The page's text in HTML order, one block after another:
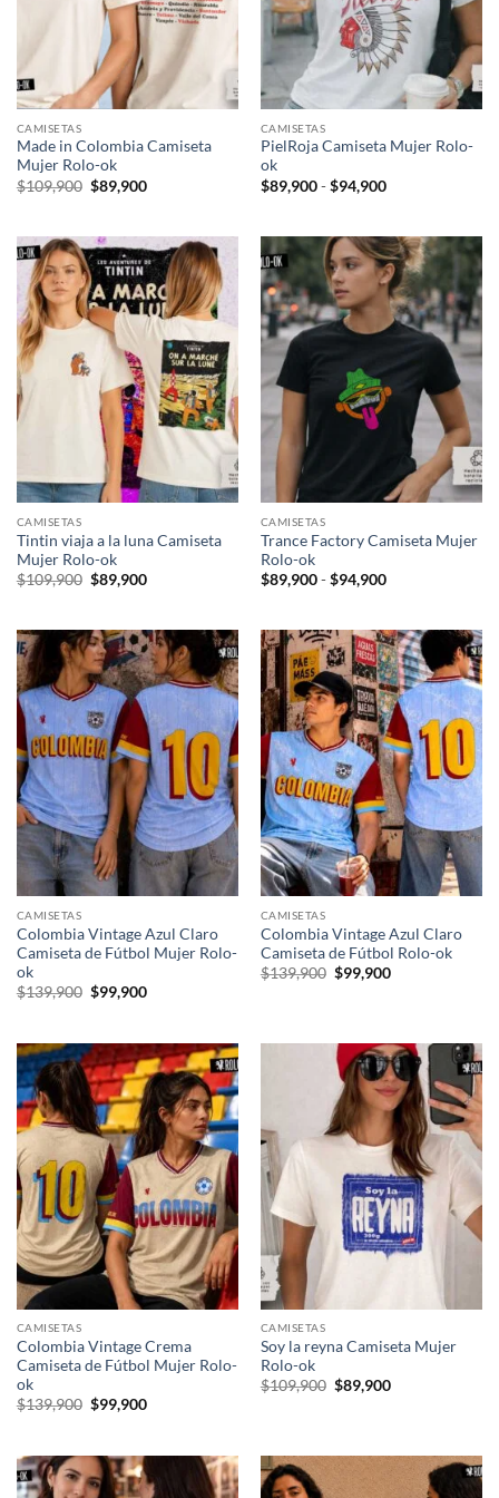
CAMISETAS
Made in Colombia Camiseta
Mujer Rolo-ok
$109,900 El
precio
$109,900.
$89,900El
$89,900.
CAMISETAS
PielRoja Camiseta Mujer Rolo-
ok
$89,900 - $94,900Rango
$89,900
hasta
$94,900
CAMISETAS
Tintin viaja a la luna Camiseta
Mujer Rolo-ok
$109,900 El
precio
$109,900.
$89,900El
$89,900.
CAMISETAS
Trance Factory Camiseta Mujer
Rolo-ok
$89,900 - $94,900Rango
$89,900
hasta
$94,900
CAMISETAS
Colombia Vintage Azul Claro
Camiseta de Fútbol Mujer Rolo-
ok
$139,900 El
precio
$139,900.
$99,900El
$99,900.
CAMISETAS
Colombia Vintage Azul Claro
Camiseta de Fútbol Rolo-ok
$139,900 El
precio
$99,900El
CAMISETAS
Colombia Vintage Crema
Camiseta de Fútbol Mujer Rolo-
ok
$139,900 El
precio
$139,900.
$99,900El
$99,900.
CAMISETAS
Soy la reyna Camiseta Mujer
Rolo-ok
$109,900 El
precio
$89,900El